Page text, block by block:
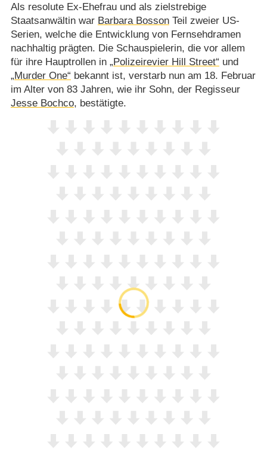
Als resolute Ex-Ehefrau und als zielstrebige
Staatsanwältin war Barbara BossonTeil zweier US-
Serien, welche die Entwicklung von Fernsehdramen
nachhaltig prägten. Die Schauspielerin, die vor allem
für ihre Hauptrollen in „Polizeirevier Hill Street“ und
„Murder One“ bekannt ist, verstarb nun am 18. Februar
im Alter von 83 Jahren, wie ihr Sohn, der Regisseur
Jesse Bochco, bestätigte.